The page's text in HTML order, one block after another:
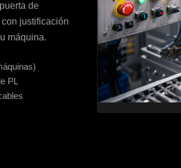
de
justificación
máquina.
PL